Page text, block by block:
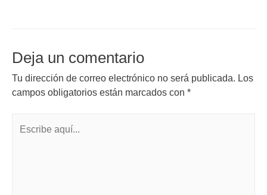
Deja un comentario
Tu dirección de correo electrónico no será publicada. Los
campos obligatorios están marcados con *